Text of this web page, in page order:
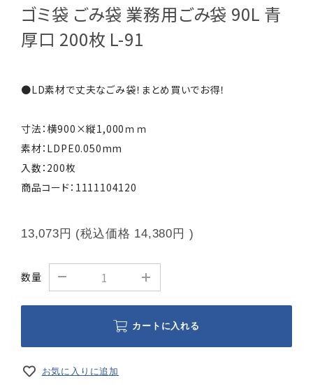
ゴミ袋 ごみ袋 業務用ごみ袋 90L 青
厚口 200枚 L-91
●LD素材で丈夫なごみ袋！まとめ買いでお得！
寸法：横900×縦1,000ｍｍ
素材：LDPE0.050mm
入数：200枚
商品コード：1111104120
13,073円 (税込価格 14,380円 )
数量
カートに入れる
お気に入りに追加